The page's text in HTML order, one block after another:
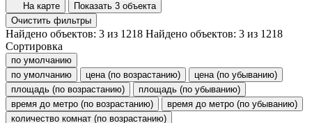
На карте
Показать 3 объекта
Очистить фильтры
Найдено объектов: 3 из 1218 Найдено объектов: 3 из 1218
Сортировка
по умолчанию
по умолчанию
цена (по возрастанию)
цена (по убыванию)
площадь (по возрастанию)
площадь (по убыванию)
время до метро (по возрастанию)
время до метро (по убыванию)
количество комнат (по возрастанию)